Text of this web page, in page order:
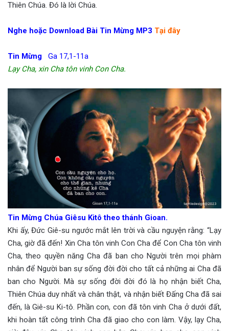
Thiên Chúa. Đó là lời Chúa.
Nghe hoặc Download Bài Tin Mừng MP3 Tại đây
Tin Mừng Ga 17,1-11a
Lạy Cha, xin Cha tôn vinh Con Cha.
Tin Mừng Chúa Giêsu Kitô theo thánh Gioan.
Khi ấy, Đức Giê-su ngước mắt lên trời và cầu nguyện rằng: “Lạy
Cha, giờ đã đến! Xin Cha tôn vinh Con Cha để Con Cha tôn vinh
Cha, theo quyền năng Cha đã ban cho Người trên mọi phàm
nhân để Người ban sự sống đời đời cho tất cả những ai Cha đã
ban cho Người. Mà sự sống đời đời đó là họ nhận biết Cha,
Thiên Chúa duy nhất và chân thật, và nhận biết Đấng Cha đã sai
đến, là Giê-su Ki-tô. Phần con, con đã tôn vinh Cha ở dưới đất,
khi hoàn tất công trình Cha đã giao cho con làm. Vậy, lạy Cha,